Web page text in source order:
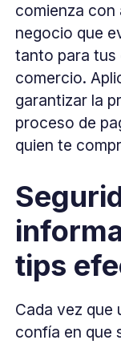
comienza con
negocio que
tanto para tus
comercio.
garantizar la
proceso de
quien te
tips
Cada vez que
confía en que